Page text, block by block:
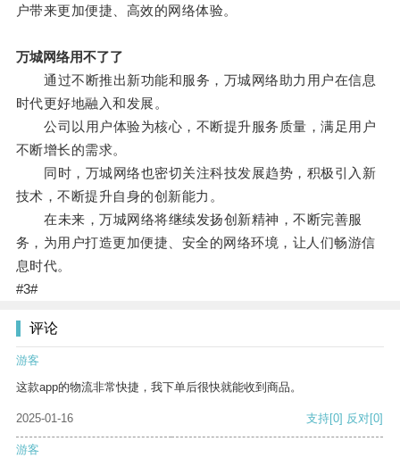
户带来更加便捷、高效的网络体验。
万城网络用不了了
通过不断推出新功能和服务，万城网络助力用户在信息
时代更好地融入和发展。
公司以用户体验为核心，不断提升服务质量，满足用户
不断增长的需求。
同时，万城网络也密切关注科技发展趋势，积极引入新
技术，不断提升自身的创新能力。
在未来，万城网络将继续发扬创新精神，不断完善服
务，为用户打造更加便捷、安全的网络环境，让人们畅游信
息时代。
#3#
评论
游客
这款app的物流非常快捷，我下单后很快就能收到商品。
2025-01-16 支持[0] 反对[0]
游客